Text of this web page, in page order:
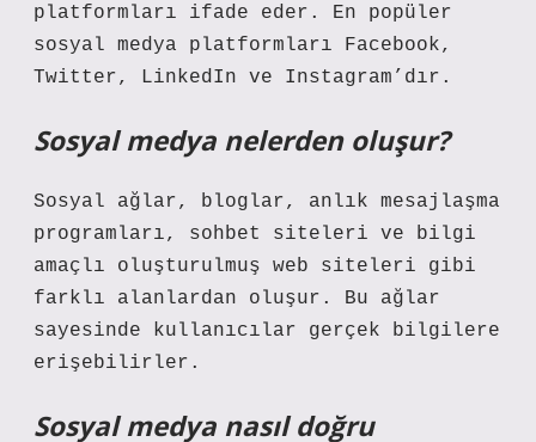
platformları ifade eder. En popüler
sosyal medya platformları Facebook,
Twitter, LinkedIn ve Instagram’dır.
Sosyal medya nelerden oluşur?
Sosyal ağlar, bloglar, anlık mesajlaşma
programları, sohbet siteleri ve bilgi
amaçlı oluşturulmuş web siteleri gibi
farklı alanlardan oluşur. Bu ağlar
sayesinde kullanıcılar gerçek bilgilere
erişebilirler.
Sosyal medya nasıl doğru